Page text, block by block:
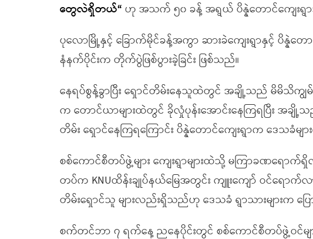
တွေလဲရှိတယ်“ ဟု အသက် ၅၀ ခန့် အရွယ် ပိန္နဲတောင်ကျေးရွ
ပုလောမြို့နှင့် ခြောက်မိုင်ခန့်အကွာ ဆားခဲကျေးရွာနှင့် ပိန္
နံနက်ပိုင်းက တိုက်ပွဲဖြစ်ပွားခဲ့ခြင်း ဖြစ်သည်။
နေရပ်စွန့်ခွာပြီး ရှောင်တိမ်းနေသူထဲတွင် အချို့သည် မိမိသိကျွမ်းရ
က တောင်ယာများထဲတွင် ခိုလှုံပုန်းအောင်းနေကြရပြီး အချို့သည်
တိမ်း ရှောင်နေကြရကြောင်း ပိန္နဲတောင်ကျေးရွာက ဒေသခံမျ
စစ်ကောင်စီတပ်ဖွဲ့များ ကျေးရွာများထဲသို့ မကြာခဏရောက်ရှိ
တပ်က KNUထိန်းချုပ်နယ်မြေအတွင်း ကျူးကျော် ဝင်ရောက်လ
တိမ်းရှောင်သူ များလည်းရှိသည်ဟု ဒေသခံ ရွာသားများက ပြ
စက်တင်ဘာ ၇ ရက်နေ့ ညနေပိုင်းတွင် စစ်ကောင်စီတပ်ဖွဲ့ဝင်မ